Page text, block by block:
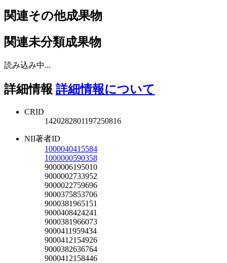
関連その他成果物
関連未分類成果物
読み込み中...
詳細情報 詳細情報について
CRID
1420282801197250816
NII著者ID
1000040415584
1000000590358
9000006195010
9000002733952
9000022759696
9000375853706
9000381965151
9000408424241
9000381966073
9000411959434
9000412154926
9000382636764
9000412158446